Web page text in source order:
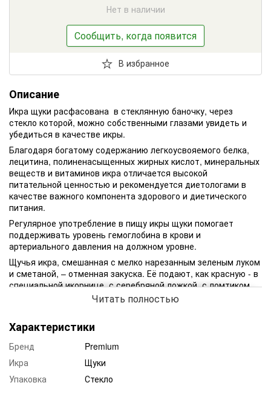
Нет в наличии
Сообщить, когда появится
В избранное
Описание
Икра щуки расфасована в стеклянную баночку, через
стекло которой, можно собственными глазами увидеть и
убедиться в качестве икры.
Благодаря богатому содержанию легкоусвояемого белка,
лецитина, полиненасыщенных жирных кислот, минеральных
веществ и витаминов икра отличается высокой
питательной ценностью и рекомендуется диетологами в
качестве важного компонента здорового и диетического
питания.
Регулярное употребление в пищу икры щуки помогает
поддерживать уровень гемоглобина в крови и
артериального давления на должном уровне.
Щучья икра, смешанная с мелко нарезанным зеленым луком
и сметаной, – отменная закуска. Её подают, как красную - в
специальной икорнице, с серебряной ложкой, с ломтиком
нежного и мягкого сыра, в упрощенном варианте - с
Читать полностью
Характеристики
Бренд
Premium
Икра
Щуки
Упаковка
Стекло